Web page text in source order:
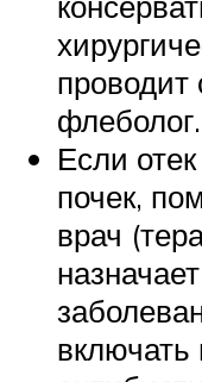
проводит
флеболог.
Если
почек,
врач
включать